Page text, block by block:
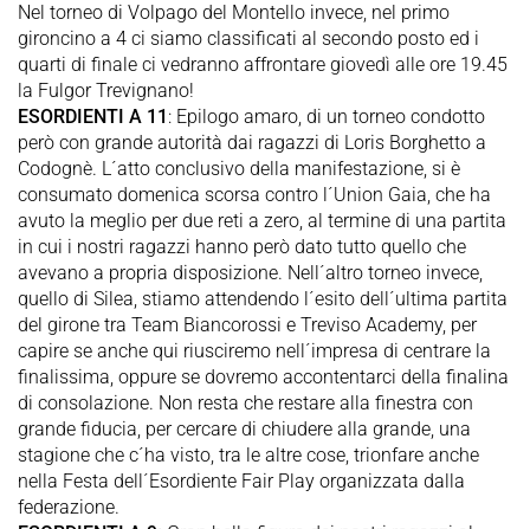
Nel torneo di Volpago del Montello invece, nel primo
gironcino a 4 ci siamo classificati al secondo posto ed i
quarti di finale ci vedranno affrontare giovedì alle ore 19.45
la Fulgor Trevignano!
ESORDIENTI A 11 : Epilogo amaro, di un torneo condotto
però con grande autorità dai ragazzi di Loris Borghetto a
Codognè. L´atto conclusivo della manifestazione, si è
consumato domenica scorsa contro l´Union Gaia, che ha
avuto la meglio per due reti a zero, al termine di una partita
in cui i nostri ragazzi hanno però dato tutto quello che
avevano a propria disposizione. Nell´altro torneo invece,
quello di Silea, stiamo attendendo l´esito dell´ultima partita
del girone tra Team Biancorossi e Treviso Academy, per
capire se anche qui riusciremo nell´impresa di centrare la
finalissima, oppure se dovremo accontentarci della finalina
di consolazione. Non resta che restare alla finestra con
grande fiducia, per cercare di chiudere alla grande, una
stagione che c´ha visto, tra le altre cose, trionfare anche
nella Festa dell´Esordiente Fair Play organizzata dalla
federazione.